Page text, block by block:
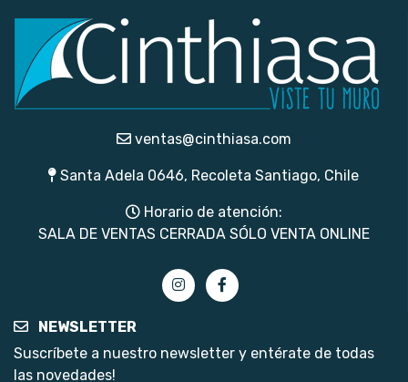
ventas@cinthiasa.com
Santa Adela 0646, Recoleta Santiago, Chile
Horario de atención:
SALA DE VENTAS CERRADA SÓLO VENTA ONLINE
NEWSLETTER
Suscríbete a nuestro newsletter y entérate de todas
las novedades!